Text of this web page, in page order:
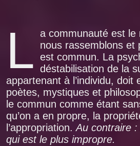
L a communauté est le
nous rassemblons et
est commun. La
déstabilisation de la
appartenant à l’individu, doit
poètes, mystiques et
le commun comme étant
qu’on a en propre, la
l’appropriation.Au contraire
qui est le plus impropre.